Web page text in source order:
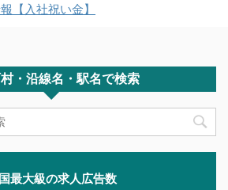
【入社祝い金】
・沿線名・駅名で検索
最大級の求人広告数